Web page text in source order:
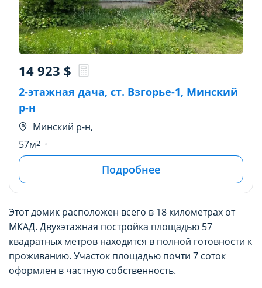
2-этажная дача, ст. Взгорье-1, Минский
р-н
Минский р-н,
14 923 $
57м2
Подробнее
Этот домик расположен всего в 18 километрах от
МКАД. Двухэтажная постройка площадью 57
квадратных метров находится в полной готовности к
проживанию. Участок площадью почти 7 соток
оформлен в частную собственность.